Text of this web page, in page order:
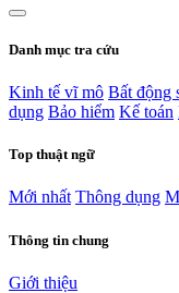
Danh mục tra cứu
Kinh tế vĩ mô Bất động
dụng Bảo hiểm Kế toán
Top thuật ngữ
Mới nhất Thông dụng
Thông tin chung
Giới thiệu